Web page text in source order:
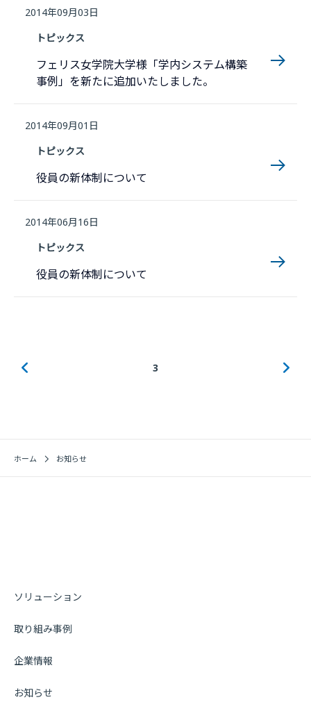
2014年09月03日
トピックス
フェリス女学院大学様「学内システム構築
事例」を新たに追加いたしました。
2014年09月01日
トピックス
役員の新体制について
2014年06月16日
トピックス
役員の新体制について
3
ホーム お知らせ
ソリューション
取り組み事例
企業情報
お知らせ